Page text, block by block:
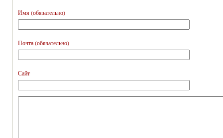
Имя (обязательно)
Почта (обязательно)
Сайт